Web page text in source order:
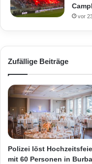
vor
Zufällige Beiträge
Polizei löst
mit 60 Personen in